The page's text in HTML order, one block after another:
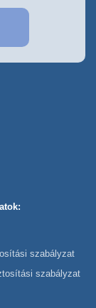
szabályzat
szabályzat